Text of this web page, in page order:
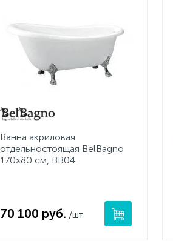
Ванна акриловая
отдельностоящая BelBagno
170х80 см, BB04
70 100 руб. /шт